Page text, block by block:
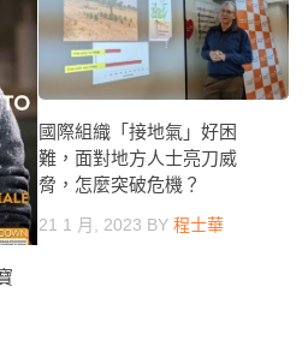
國際組織「接地氣」好困
難，面對地方人士亮刀威
脅，怎麼突破危機？
21 1 月, 2023 BY 程士華